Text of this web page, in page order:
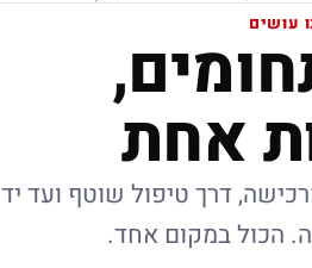
עושים
אחת
דרך טיפול שוטף ועד יד
הכול במקום אחד.